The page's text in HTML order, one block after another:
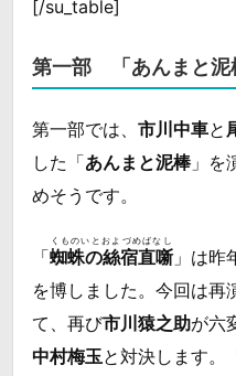
[/su_table]
第一部 「あんまと泥
第一部では、 市川中車と
した「あんまと泥棒」を
めそうです。
「蜘蛛の絲宿直噺
くものいとおよづめばなし
」は昨
を博しました。今回は再
て、再び市川猿之助が六
中村梅玉と対決します。